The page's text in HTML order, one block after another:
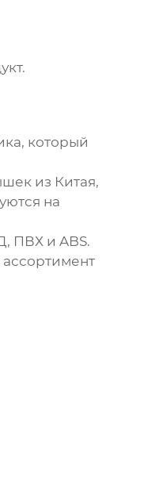
который
из Китая,
на
ПВХ и ABS.